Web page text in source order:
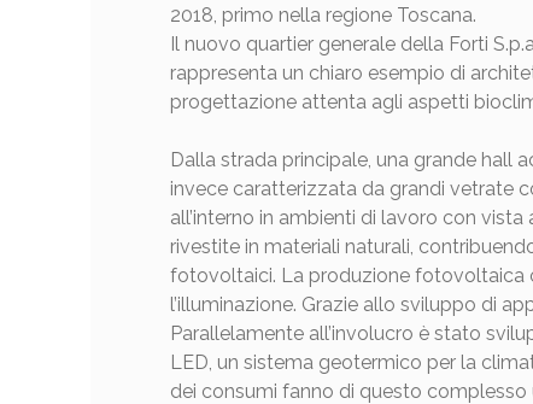
2018, primo nella regione Toscana.
Il nuovo quartier generale della Forti
rappresenta un chiaro esempio di
progettazione attenta agli aspetti
Dalla strada principale, una grande hall
invece caratterizzata da grandi vetrate
all’interno in ambienti di lavoro con
rivestite in materiali naturali,
fotovoltaici. La produzione fotovoltaica
l’illuminazione. Grazie allo sviluppo di
Parallelamente all’involucro è stato
LED, un sistema geotermico per la
dei consumi fanno di questo complesso